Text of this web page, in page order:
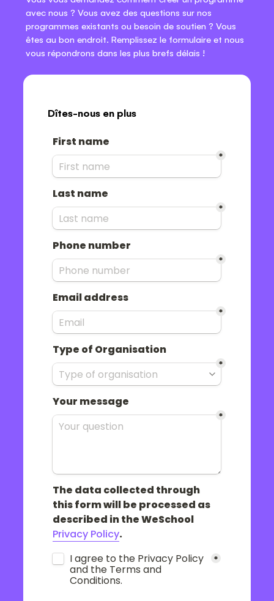
avec nous ? Vous avez des questions sur nos
programmes existants ou besoin de soutien ? Vous
êtes au bon endroit. Remplissez le formulaire et nous
vous répondrons dans les plus brefs délais !
Dîtes-nous en plus